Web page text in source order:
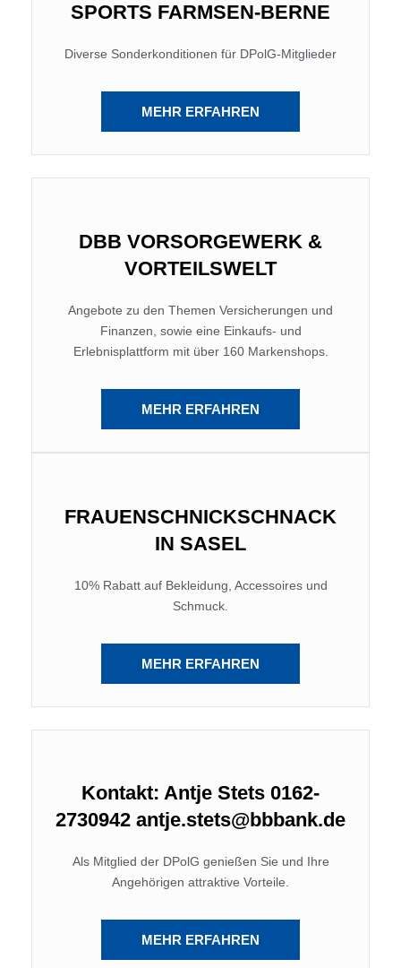
SPORTS FARMSEN-BERNE
Diverse Sonderkonditionen für DPolG-Mitglieder
MEHR ERFAHREN
DBB VORSORGEWERK &
VORTEILSWELT
Angebote zu den Themen Versicherungen und
Finanzen, sowie eine Einkaufs- und
Erlebnisplattform mit über 160 Markenshops.
MEHR ERFAHREN
FRAUENSCHNICKSCHNACK
IN SASEL
10% Rabatt auf Bekleidung, Accessoires und
Schmuck.
MEHR ERFAHREN
Kontakt: Antje Stets 0162-
2730942 antje.stets@bbbank.de
Als Mitglied der DPolG genießen Sie und Ihre
Angehörigen attraktive Vorteile.
MEHR ERFAHREN